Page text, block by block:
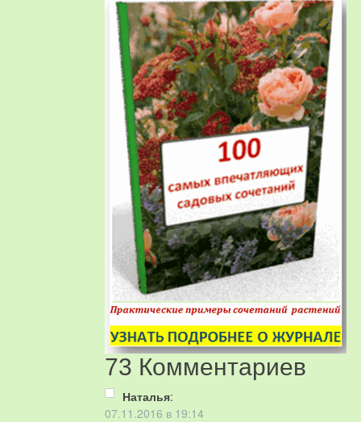
73 Комментариев
Наталья:
07.11.2016 в 19:14